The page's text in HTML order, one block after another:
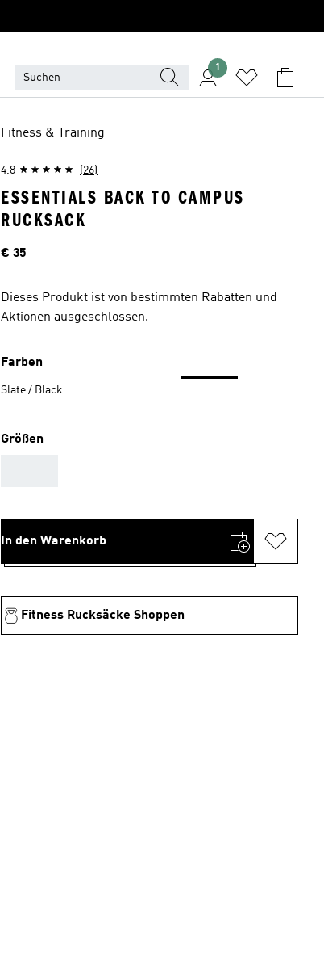
1
Fitness & Training
4.8 (26)
ESSENTIALS BACK TO CAMPUS
RUCKSACK
Preis
€ 35
Dieses Produkt ist von bestimmten Rabatten und
Aktionen ausgeschlossen.
Farben
Slate / Black
Größen
In den Warenkorb
Fitness Rucksäcke Shoppen